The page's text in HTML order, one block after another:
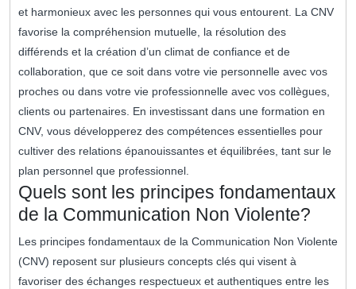
et harmonieux avec les personnes qui vous entourent. La CNV
favorise la compréhension mutuelle, la résolution des
différends et la création d’un climat de confiance et de
collaboration, que ce soit dans votre vie personnelle avec vos
proches ou dans votre vie professionnelle avec vos collègues,
clients ou partenaires. En investissant dans une formation en
CNV, vous développerez des compétences essentielles pour
cultiver des relations épanouissantes et équilibrées, tant sur le
plan personnel que professionnel.
Quels sont les principes fondamentaux
de la Communication Non Violente?
Les principes fondamentaux de la Communication Non Violente
(CNV) reposent sur plusieurs concepts clés qui visent à
favoriser des échanges respectueux et authentiques entre les